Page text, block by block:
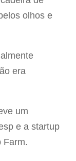
olhos e
era
um
e a startup
Farm.